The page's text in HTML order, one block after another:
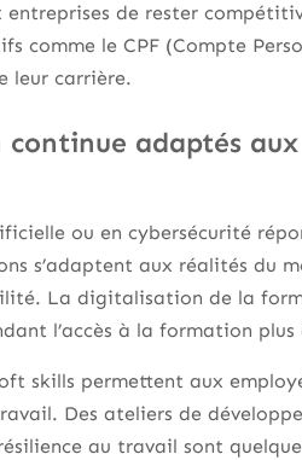
de rester
comme le CPF (Compte
leur carrière.
adaptés
ou en cybersécurité
s’adaptent aux réalités du
La digitalisation de la
l’accès à la formation
skills permettent aux
Des ateliers de
au travail sont